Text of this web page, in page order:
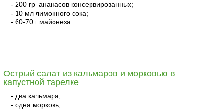
- 200 гр. ананасов консервированных;
- 10 мл лимонного сока;
- 60-70 г майонеза.
Острый салат из кальмаров и морковью в
капустной тарелке
- два кальмара;
- одна морковь;